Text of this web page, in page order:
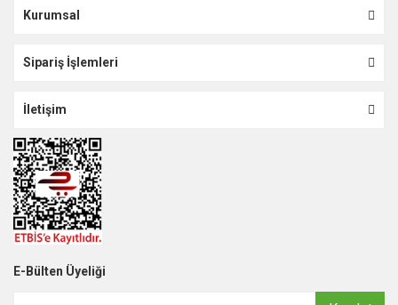
Kurumsal
Sipariş İşlemleri
İletişim
E-Bülten Üyeliği